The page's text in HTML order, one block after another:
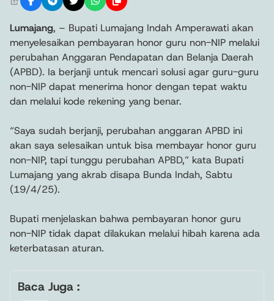
Lumajang, – Bupati Lumajang Indah Amperawati akan
menyelesaikan pembayaran honor guru non-NIP melalui
perubahan Anggaran Pendapatan dan Belanja Daerah
(APBD). Ia berjanji untuk mencari solusi agar guru-guru
non-NIP dapat menerima honor dengan tepat waktu
dan melalui kode rekening yang benar.
“Saya sudah berjanji, perubahan anggaran APBD ini
akan saya selesaikan untuk bisa membayar honor guru
non-NIP, tapi tunggu perubahan APBD,” kata Bupati
Lumajang yang akrab disapa Bunda Indah, Sabtu
(19/4/25).
Bupati menjelaskan bahwa pembayaran honor guru
non-NIP tidak dapat dilakukan melalui hibah karena ada
keterbatasan aturan.
Baca Juga :